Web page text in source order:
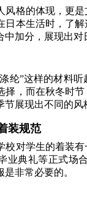
风格的体现，更
日本生活时，了
加分，展现出对
纶”这样的材料
择，而在秋冬时
展现出不同的风
装规范
校对学生的着装
业典礼等正式场
非常必要的。